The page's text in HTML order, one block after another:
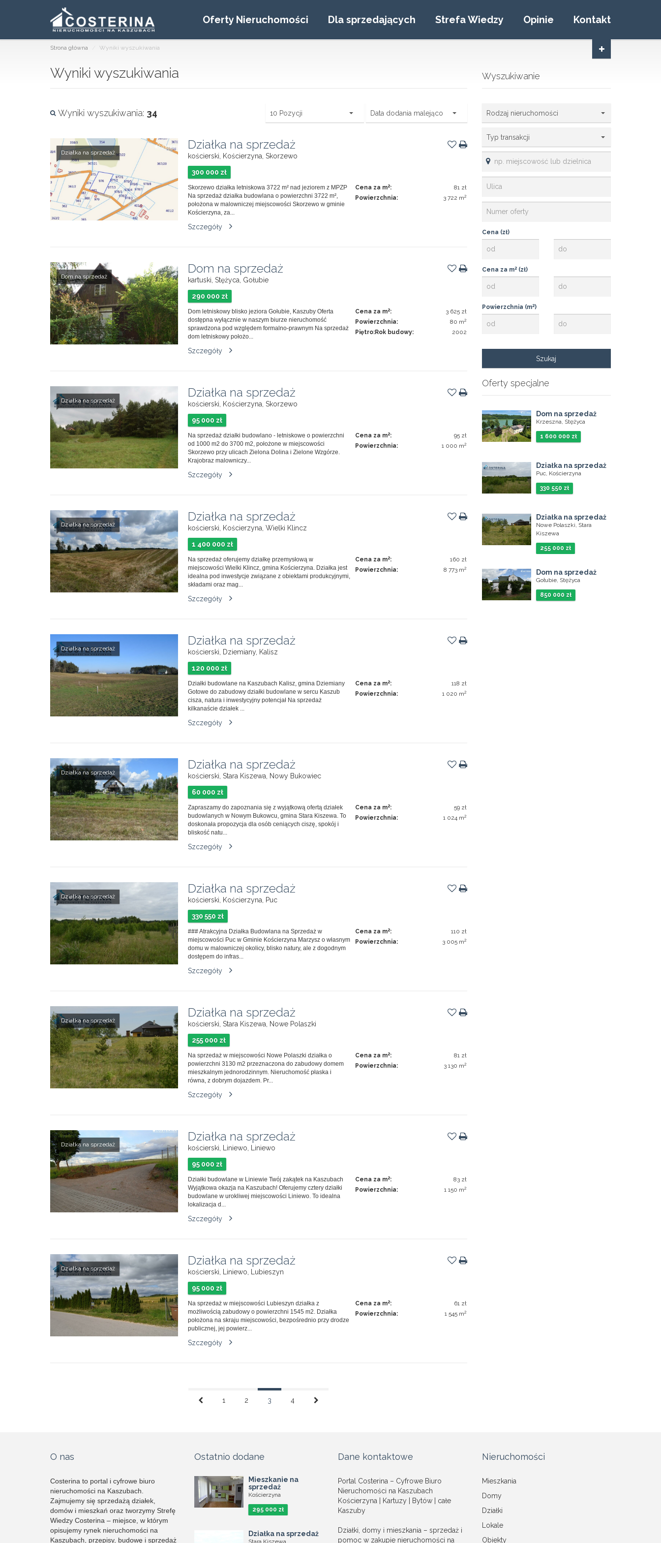
Oferty Nieruchomości Dla sprzedających Strefa Wiedzy Opinie Kontakt
Strona główna Wyniki wyszukiwania
Wyszukiwanie
Rodzaj nieruchomości
Typ transakcji
Cena (zł)
Cena za m2(zł)
Powierzchnia (m2)
Oferty specjalne
Dom na sprzedaż
Krzeszna, Stężyca
1 600 000 zł
Działka na sprzedaż
Puc, Kościerzyna
330 550 zł
Działka na sprzedaż
Nowe Polaszki, Stara
Kiszewa
255 000 zł
Dom na sprzedaż
Gołubie, Stężyca
850 000 zł
Wyniki wyszukiwania
Wyniki wyszukiwania: 34 10 Pozycji Data dodania malejąco
Działka na sprzedaż
Działka na sprzedaż
kościerski, Kościerzyna, Skorzewo
300 000 zł
Skorzewo działka letniskowa 3722 m² nad jeziorem z MPZP
Na sprzedaż działka budowlana o powierzchni 3722 m²,
położona w malowniczej miejscowości Skorzewo w gminie
Kościerzyna, za...
Cena za m2:
81 zł
Powierzchnia:
3 722 m2
Szczegóły
Dom na sprzedaż
Dom na sprzedaż
kartuski, Stężyca, Gołubie
290 000 zł
Dom letniskowy blisko jeziora Gołubie, Kaszuby Oferta
dostępna wyłącznie w naszym biurze nieruchomość
sprawdzona pod względem formalno-prawnym Na sprzedaż
dom letniskowy położo...
Cena za m2:
3 625 zł
Powierzchnia:
80 m2
Piętro:Rok budowy: 2002
Szczegóły
Działka na sprzedaż
Działka na sprzedaż
kościerski, Kościerzyna, Skorzewo
95 000 zł
Na sprzedaż działki budowlano - letniskowe o powierzchni
od 1000 m2 do 3700 m2, położone w miejscowości
Skorzewo przy ulicach Zielona Dolina i Zielone Wzgórze.
Krajobraz malowniczy...
Cena za m2:
95 zł
Powierzchnia:
1 000 m2
Szczegóły
Działka na sprzedaż
Działka na sprzedaż
kościerski, Kościerzyna, Wielki Klincz
1 400 000 zł
Na sprzedaż oferujemy działkę przemysłową w
miejscowości Wielki Klincz, gmina Kościerzyna. Działka jest
idealna pod inwestycje związane z obiektami produkcyjnymi,
składami oraz mag...
Cena za m2:
160 zł
Powierzchnia:
8 773 m2
Szczegóły
Działka na sprzedaż
Działka na sprzedaż
kościerski, Dziemiany, Kalisz
120 000 zł
Działki budowlane na Kaszubach Kalisz, gmina Dziemiany
Gotowe do zabudowy działki budowlane w sercu Kaszub
cisza, natura i inwestycyjny potencjał Na sprzedaż
kilkanaście działek ...
Cena za m2:
118 zł
Powierzchnia:
1 020 m2
Szczegóły
Działka na sprzedaż
Działka na sprzedaż
kościerski, Stara Kiszewa, Nowy Bukowiec
60 000 zł
Zapraszamy do zapoznania się z wyjątkową ofertą działek
budowlanych w Nowym Bukowcu, gmina Stara Kiszewa. To
doskonała propozycja dla osób ceniących ciszę, spokój i
bliskość natu...
Cena za m2:
59 zł
Powierzchnia:
1 024 m2
Szczegóły
Działka na sprzedaż
Działka na sprzedaż
kościerski, Kościerzyna, Puc
330 550 zł
### Atrakcyjna Działka Budowlana na Sprzedaż w
miejscowości Puc w Gminie Kościerzyna Marzysz o własnym
domu w malowniczej okolicy, blisko natury, ale z dogodnym
dostępem do infras...
Cena za m2:
110 zł
Powierzchnia:
3 005 m2
Szczegóły
Działka na sprzedaż
Działka na sprzedaż
kościerski, Stara Kiszewa, Nowe Polaszki
255 000 zł
Na sprzedaż w miejscowości Nowe Polaszki działka o
powierzchni 3130 m2 przeznaczona do zabudowy domem
mieszkalnym jednorodzinnym. Nieruchomość płaska i
równa, z dobrym dojazdem. Pr...
Cena za m2:
81 zł
Powierzchnia:
3 130 m2
Szczegóły
Działka na sprzedaż
Działka na sprzedaż
kościerski, Liniewo, Liniewo
95 000 zł
Działki budowlane w Liniewie Twój zakątek na Kaszubach
Wyjątkowa okazja na Kaszubach! Oferujemy cztery działki
budowlane w urokliwej miejscowości Liniewo. To idealna
lokalizacja d...
Cena za m2:
83 zł
Powierzchnia:
1 150 m2
Szczegóły
Działka na sprzedaż
Działka na sprzedaż
kościerski, Liniewo, Lubieszyn
95 000 zł
Na sprzedaż w miejscowości Lubieszyn działka z
możliwością zabudowy o powierzchni 1545 m2. Działka
położona na skraju miejscowości, bezpośrednio przy drodze
publicznej, jej powierz...
Cena za m2:
61 zł
Powierzchnia:
1 545 m2
Szczegóły
1 2 3 4
O nas
Costerina to portal i cyfrowe biuro
nieruchomości na Kaszubach.
Zajmujemy się sprzedażą działek,
domów i mieszkań oraz tworzymy Strefę
Wiedzy Costerina – miejsce, w którym
opisujemy rynek nieruchomości na
Kaszubach, przepisy, budowę i sprzedaż
Ostatnio dodane
Mieszkanie na
sprzedaż
Kościerzyna
295 000 zł
Działka na sprzedaż
Stara Kiszewa
Dane kontaktowe
Portal Costerina – Cyfrowe Biuro
Nieruchomości na Kaszubach
Kościerzyna | Kartuzy | Bytów | całe
Kaszuby
Działki, domy i mieszkania – sprzedaż i
pomoc w zakupie nieruchomości na
Nieruchomości
Mieszkania
Domy
Działki
Lokale
Obiekty